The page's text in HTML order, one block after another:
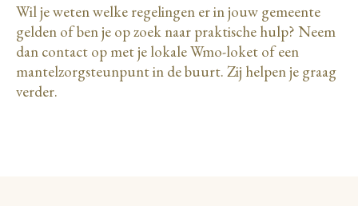
Wil je weten welke regelingen er in jouw gemeente
gelden of ben je op zoek naar praktische hulp? Neem
dan contact op met je lokale Wmo-loket of een
mantelzorgsteunpunt in de buurt. Zij helpen je graag
verder.